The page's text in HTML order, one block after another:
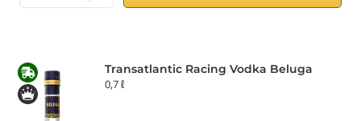
Transatlantic Racing Vodka Beluga
0,7 ℓ